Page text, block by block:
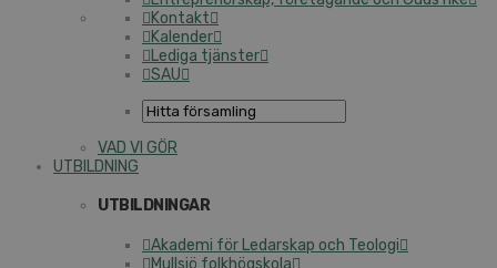
Kontakt
Kalender
Lediga tjänster
SAU
VAD VI GÖR
UTBILDNING
UTBILDNINGAR
Akademi för Ledarskap och Teologi
Mullsjö folkhögskola